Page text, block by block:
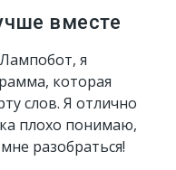
вместе
я
которая
слов. Я отлично
плохо понимаю,
разобраться!